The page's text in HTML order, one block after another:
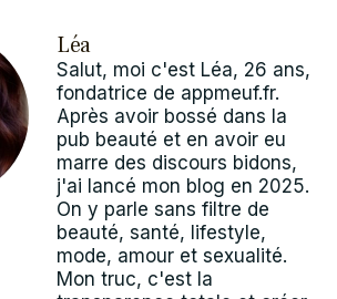
Léa
Salut, moi c'est Léa, 26 ans,
fondatrice de appmeuf.fr.
Après avoir bossé dans la
pub beauté et en avoir eu
marre des discours bidons,
j'ai lancé mon blog en 2025.
On y parle sans filtre de
beauté, santé, lifestyle,
mode, amour et sexualité.
Mon truc, c'est la